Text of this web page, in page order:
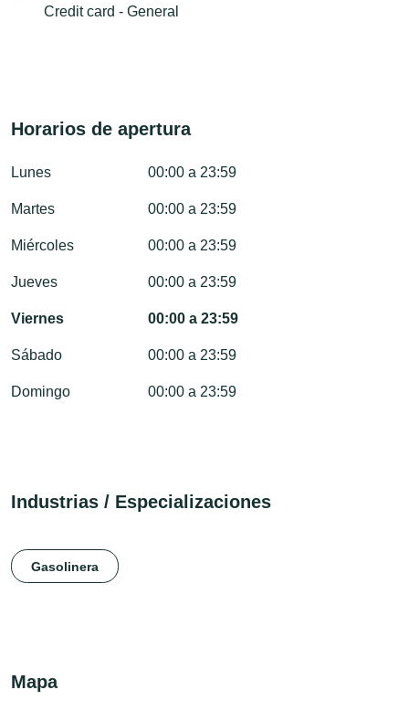
Credit card - General
Horarios de apertura
Lunes 00:00 a 23:59
Martes 00:00 a 23:59
Miércoles 00:00 a 23:59
Jueves 00:00 a 23:59
Viernes 00:00 a 23:59
Sábado 00:00 a 23:59
Domingo 00:00 a 23:59
Industrias / Especializaciones
Gasolinera
Mapa